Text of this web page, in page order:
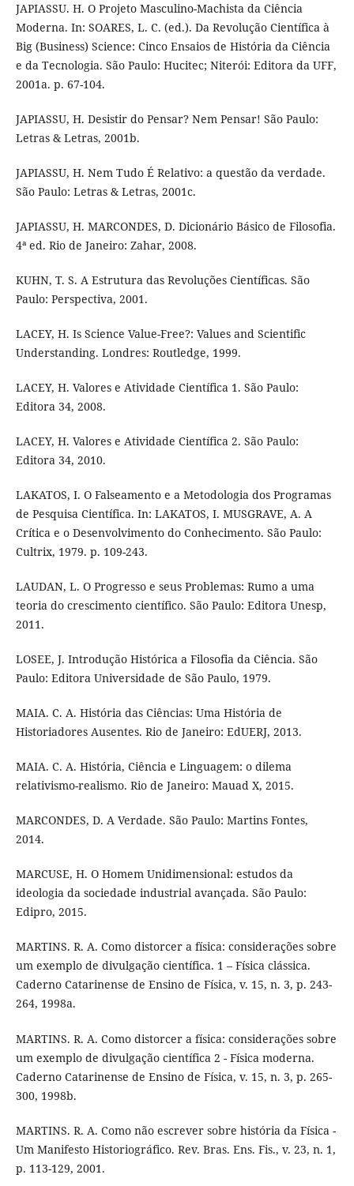
JAPIASSU. H. O Projeto Masculino-Machista da Ciência
Moderna. In: SOARES, L. C. (ed.). Da Revolução Científica à
Big (Business) Science: Cinco Ensaios de História da Ciência
e da Tecnologia. São Paulo: Hucitec; Niterói: Editora da UFF,
2001a. p. 67-104.
JAPIASSU, H. Desistir do Pensar? Nem Pensar! São Paulo:
Letras & Letras, 2001b.
JAPIASSU, H. Nem Tudo É Relativo: a questão da verdade.
São Paulo: Letras & Letras, 2001c.
JAPIASSU, H. MARCONDES, D. Dicionário Básico de Filosofia.
4ª ed. Rio de Janeiro: Zahar, 2008.
KUHN, T. S. A Estrutura das Revoluções Científicas. São
Paulo: Perspectiva, 2001.
LACEY, H. Is Science Value-Free?: Values and Scientific
Understanding. Londres: Routledge, 1999.
LACEY, H. Valores e Atividade Científica 1. São Paulo:
Editora 34, 2008.
LACEY, H. Valores e Atividade Científica 2. São Paulo:
Editora 34, 2010.
LAKATOS, I. O Falseamento e a Metodologia dos Programas
de Pesquisa Científica. In: LAKATOS, I. MUSGRAVE, A. A
Crítica e o Desenvolvimento do Conhecimento. São Paulo:
Cultrix, 1979. p. 109-243.
LAUDAN, L. O Progresso e seus Problemas: Rumo a uma
teoria do crescimento científico. São Paulo: Editora Unesp,
2011.
LOSEE, J. Introdução Histórica a Filosofia da Ciência. São
Paulo: Editora Universidade de São Paulo, 1979.
MAIA. C. A. História das Ciências: Uma História de
Historiadores Ausentes. Rio de Janeiro: EdUERJ, 2013.
MAIA. C. A. História, Ciência e Linguagem: o dilema
relativismo-realismo. Rio de Janeiro: Mauad X, 2015.
MARCONDES, D. A Verdade. São Paulo: Martins Fontes,
2014.
MARCUSE, H. O Homem Unidimensional: estudos da
ideologia da sociedade industrial avançada. São Paulo:
Edipro, 2015.
MARTINS. R. A. Como distorcer a física: considerações sobre
um exemplo de divulgação científica. 1 – Física clássica.
Caderno Catarinense de Ensino de Física, v. 15, n. 3, p. 243-
264, 1998a.
MARTINS. R. A. Como distorcer a física: considerações sobre
um exemplo de divulgação científica 2 - Física moderna.
Caderno Catarinense de Ensino de Física, v. 15, n. 3, p. 265-
300, 1998b.
MARTINS. R. A. Como não escrever sobre história da Física -
Um Manifesto Historiográfico. Rev. Bras. Ens. Fis., v. 23, n. 1,
p. 113-129, 2001.